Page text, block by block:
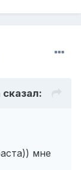
сказал:
мне